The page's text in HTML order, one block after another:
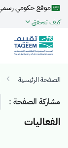
موقع حكومي رسمي
كيف تتحقق
الصفحة الرئيسية
مشاركة الصفحة :
الفعاليات